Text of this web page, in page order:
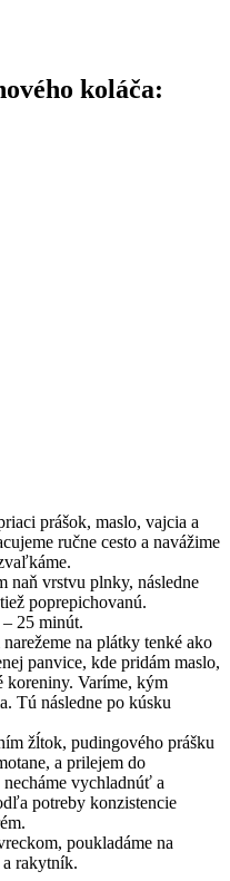
koláča:
prášok, maslo, vajcia a
ručne cesto a navážime
naň vrstvu plnky, následne
poprepichovanú.
25 minút.
na plátky tenké ako
panvice, kde pridám maslo,
koreniny. Varíme, kým
Tú následne po kúsku
žĺtok, pudingového prášku
a prilejem do
vychladnúť a
potreby konzistencie
poukladáme na
rakytník.